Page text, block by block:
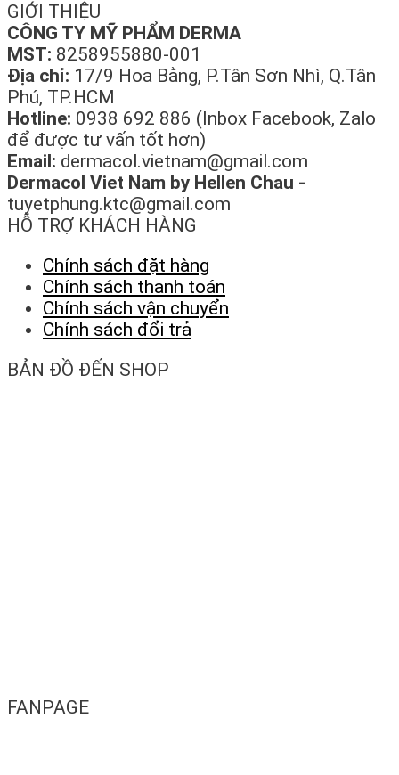
GIỚI THIỆU
CÔNG TY MỸ PHẨM DERMA
MST: 8258955880-001
Địa chỉ: 17/9 Hoa Bằng, P.Tân Sơn Nhì, Q.Tân
Phú, TP.HCM
Hotline: 0938 692 886 (Inbox Facebook, Zalo
để được tư vấn tốt hơn)
Email: dermacol.vietnam@gmail.com
Dermacol Viet Nam by Hellen Chau -
tuyetphung.ktc@gmail.com
HỖ TRỢ KHÁCH HÀNG
Chính sách đặt hàng
Chính sách thanh toán
Chính sách vận chuyển
Chính sách đổi trả
BẢN ĐỒ ĐẾN SHOP
FANPAGE